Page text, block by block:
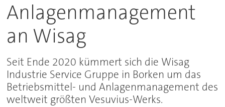
Anlagenmanagement
an Wisag
Seit Ende 2020 kümmert sich die Wisag
Industrie Service Gruppe in Borken um das
Betriebsmittel- und Anlagenmanagement des
weltweit größten Vesuvius-Werks.